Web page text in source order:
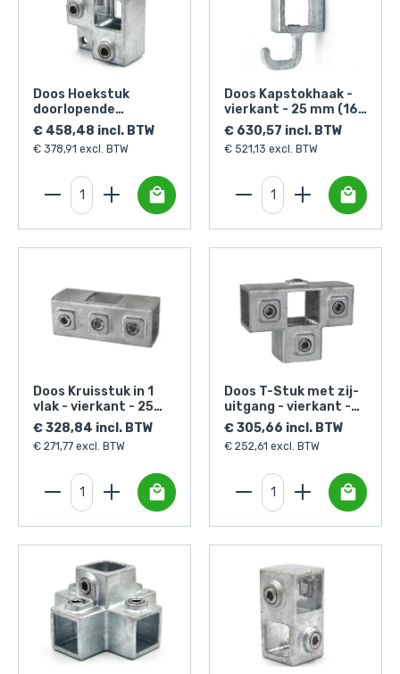
Doos Hoekstuk
doorlopende
staander met lip -
vierkant - 25 mm (60
stuks)
€ 458,48 incl. BTW
€ 378,91 excl. BTW
Doos Kapstokhaak -
vierkant - 25 mm (160
stuks)
€ 630,57 incl. BTW
€ 521,13 excl. BTW
Doos Kruisstuk in 1
vlak - vierkant - 25
mm (50 stuks)
€ 328,84 incl. BTW
€ 271,77 excl. BTW
Doos T-Stuk met zij-
uitgang - vierkant -
25 mm (40 stuks)
€ 305,66 incl. BTW
€ 252,61 excl. BTW